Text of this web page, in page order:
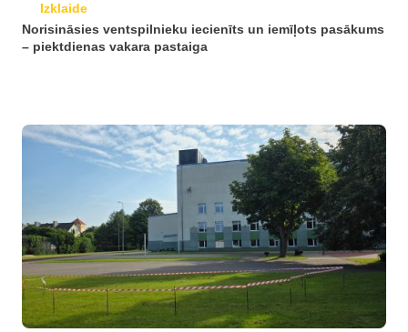
Izklaide
Norisināsies ventspilnieku iecienīts un iemīļots pasākums
– piektdienas vakara pastaiga